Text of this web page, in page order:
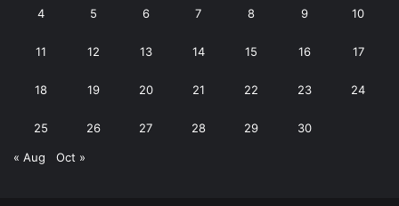
4 5 6 7 8 9 10
11 12 13 14 15 16 17
18 19 20 21 22 23 24
25 26 27 28 29 30
« Aug Oct »